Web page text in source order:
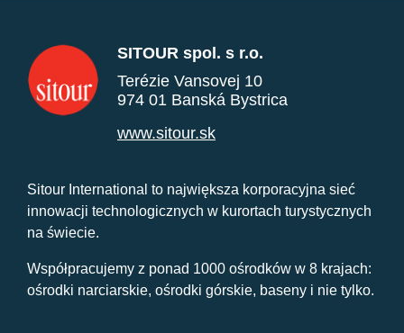
SITOUR spol. s r.o.
Terézie Vansovej 10
974 01 Banská Bystrica
www.sitour.sk
Sitour International to największa korporacyjna sieć
innowacji technologicznych w kurortach turystycznych
na świecie.
Współpracujemy z ponad 1000 ośrodków w 8 krajach:
ośrodki narciarskie, ośrodki górskie, baseny i nie tylko.